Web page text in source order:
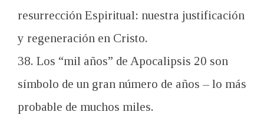
resurrección Espiritual: nuestra justificación
y regeneración en Cristo.
38. Los “mil años” de Apocalipsis 20 son
símbolo de un gran número de años – lo más
probable de muchos miles.